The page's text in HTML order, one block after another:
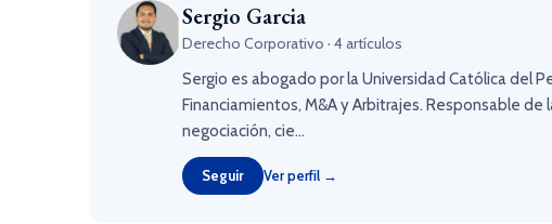
Sergio Garcia
Derecho Corporativo · 4 artículos
Sergio es abogado por la Universidad Católica del
Financiamientos, M&A y Arbitrajes. Responsable
negociación, cie...
Seguir Ver perfil →